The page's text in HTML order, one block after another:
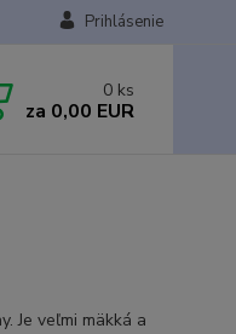
Prihlásenie
0 ks
za 0,00 EUR
Je veľmi mäkká a